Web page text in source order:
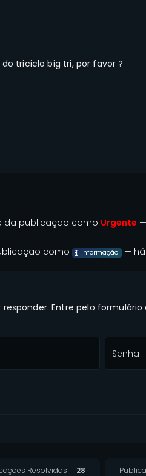
triciclo big tri, por favor ?
da publicação como Urgente
como Informação — há
Entre pelo
Senha
Resolvidas 28